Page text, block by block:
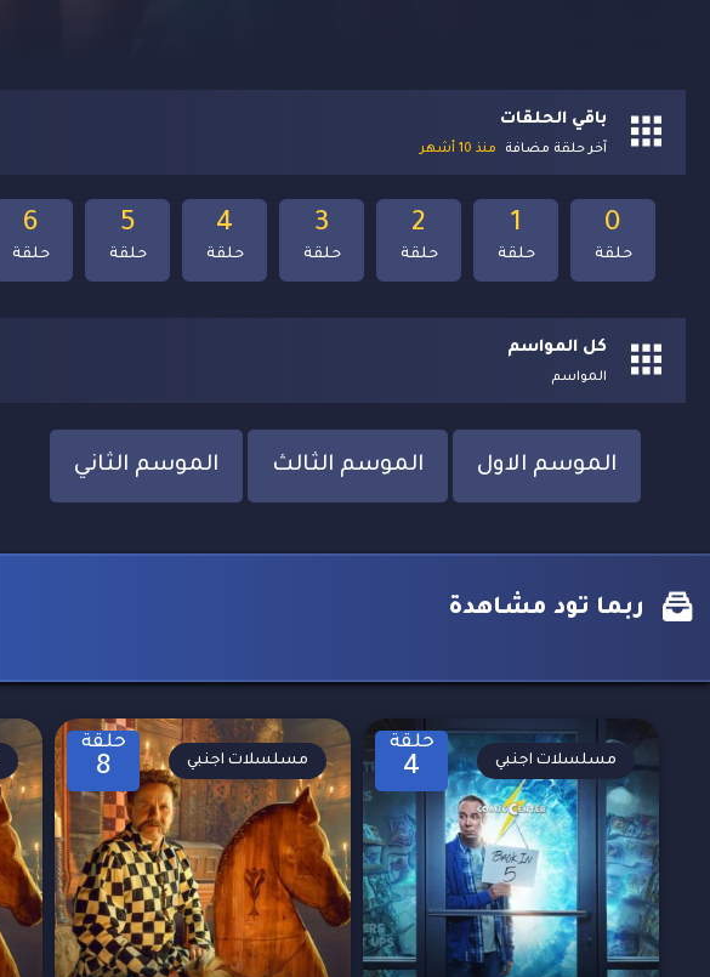
باقي الحلقات
آخر حلقة مضافة منذ 10 أشهر
6
حلقة
5
حلقة
4
حلقة
3
حلقة
2
حلقة
1
حلقة
0
حلقة
كل المواسم
المواسم
الموسم الاول الموسم الثالث الموسم الثاني
ربما تود مشاهدة
حلقة
4 مسلسلات اجنبي
حلقة
8 مسلسلات اجنبي